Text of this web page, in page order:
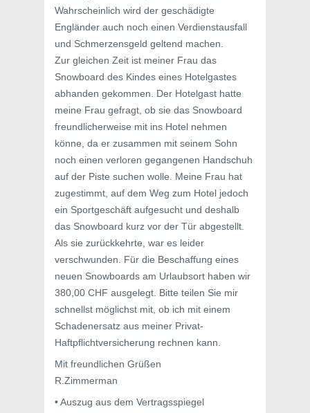
Wahrscheinlich wird der geschädigte
Engländer auch noch einen Verdienstausfall
und Schmerzensgeld geltend machen.
Zur gleichen Zeit ist meiner Frau das
Snowboard des Kindes eines Hotelgastes
abhanden gekommen. Der Hotelgast hatte
meine Frau gefragt, ob sie das Snowboard
freundlicherweise mit ins Hotel nehmen
könne, da er zusammen mit seinem Sohn
noch einen verloren gegangenen Handschuh
auf der Piste suchen wolle. Meine Frau hat
zugestimmt, auf dem Weg zum Hotel jedoch
ein Sportgeschäft aufgesucht und deshalb
das Snowboard kurz vor der Tür abgestellt.
Als sie zurückkehrte, war es leider
verschwunden. Für die Beschaffung eines
neuen Snowboards am Urlaubsort haben wir
380,00 CHF ausgelegt. Bitte teilen Sie mir
schnellst möglichst mit, ob ich mit einem
Schadenersatz aus meiner Privat-
Haftpflichtversicherung rechnen kann.
Mit freundlichen Grüßen
R.Zimmerman
• Auszug aus dem Vertragsspiegel